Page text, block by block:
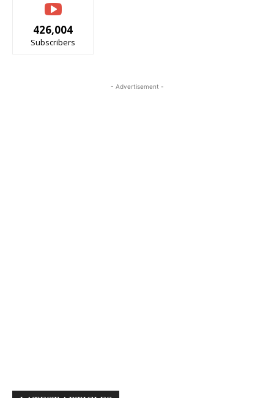
426,004
Subscribers
- Advertisement -